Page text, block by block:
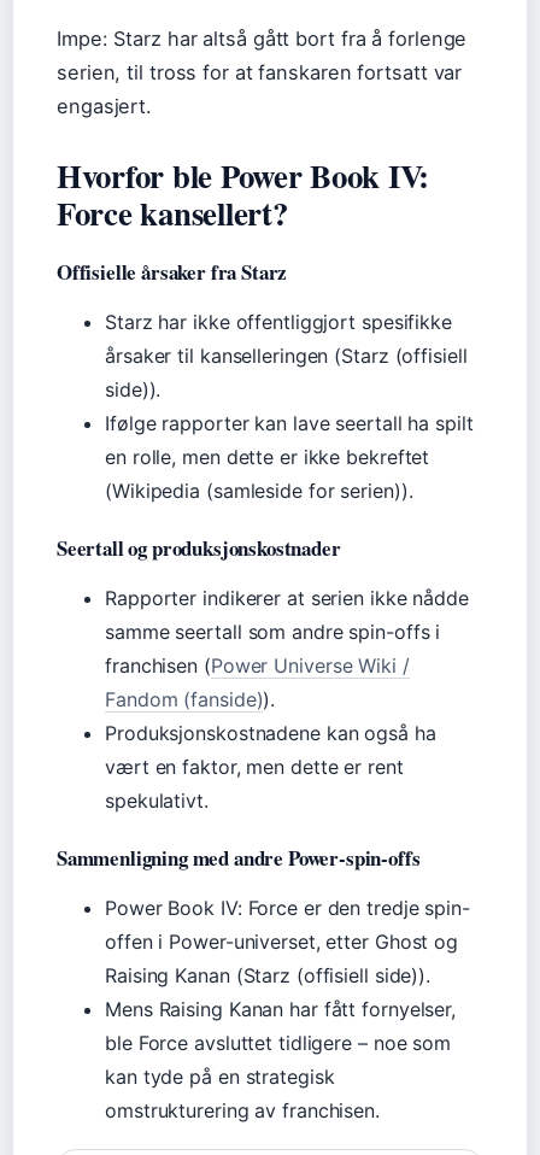
Impe: Starz har altså gått bort fra å forlenge
serien, til tross for at fanskaren fortsatt var
engasjert.
Hvorfor ble Power Book IV:
Force kansellert?
Offisielle årsaker fra Starz
Starz har ikke offentliggjort spesifikke
årsaker til kanselleringen (Starz (offisiell
side)).
Ifølge rapporter kan lave seertall ha spilt
en rolle, men dette er ikke bekreftet
(Wikipedia (samleside for serien)).
Seertall og produksjonskostnader
Rapporter indikerer at serien ikke nådde
samme seertall som andre spin-offs i
franchisen (Power Universe Wiki /
Fandom (fanside)).
Produksjonskostnadene kan også ha
vært en faktor, men dette er rent
spekulativt.
Sammenligning med andre Power-spin-offs
Power Book IV: Force er den tredje spin-
offen i Power-universet, etter Ghost og
Raising Kanan (Starz (offisiell side)).
Mens Raising Kanan har fått fornyelser,
ble Force avsluttet tidligere – noe som
kan tyde på en strategisk
omstrukturering av franchisen.